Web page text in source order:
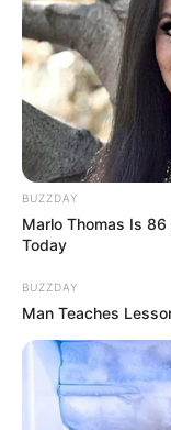
BUZZDAY
Marlo Thomas Is
Today
BUZZDAY
Man Teaches